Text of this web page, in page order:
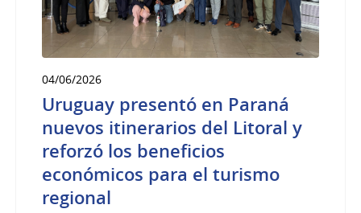
04/06/2026
Uruguay presentó en Paraná
nuevos itinerarios del Litoral y
reforzó los beneficios
económicos para el turismo
regional